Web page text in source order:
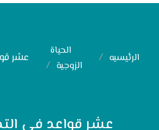
الرئيسيه
الحياة
الزوجية
عشر
عشر قواعد في